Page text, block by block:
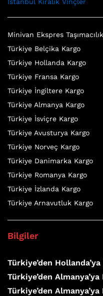
Minivan Ekspres Taşımacılık
Türkiye Belçika Kargo
Türkiye Hollanda Kargo
Türkiye Fransa Kargo
Türkiye İngiltere Kargo
Türkiye Almanya Kargo
Türkiye İsviçre Kargo
Türkiye Avusturya Kargo
Türkiye Norveç Kargo
Türkiye Danimarka Kargo
Türkiye Romanya Kargo
Türkiye İzlanda Kargo
Türkiye Arnavutluk Kargo
Bilgiler
Türkiye’den
Türkiye’den
Türkiye’den